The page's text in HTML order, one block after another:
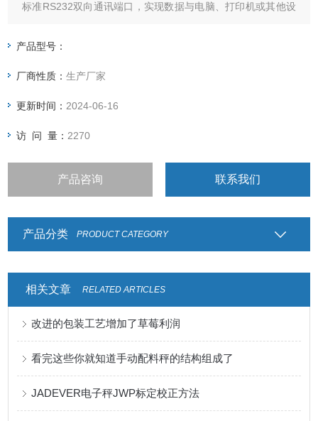
标准RS232双向通讯端口，实现数据与电脑、打印机或其他设
计数功能、上下限检重功能、累计称量功能、多种单位转换功
产品型号：
厂商性质：生产厂家
更新时间： 2024-06-16
访 问 量： 2270
产品咨询 联系我们
产品分类 PRODUCT CATEGORY
相关文章 RELATED ARTICLES
改进的包装工艺增加了草莓利润
看完这些你就知道手动配料秤的结构组成了
JADEVER电子秤JWP标定校正方法